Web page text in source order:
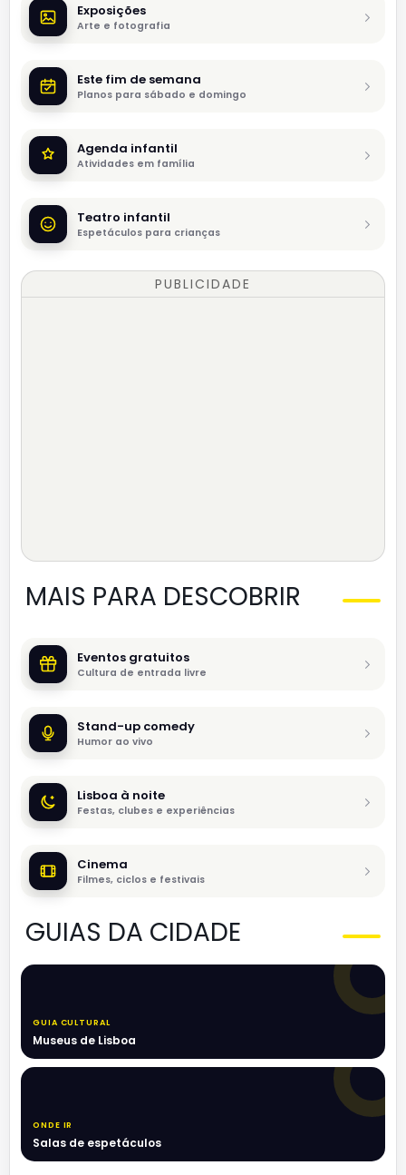
Exposições
Arte e fotografia
Este fim de semana
Planos para sábado e domingo
Agenda infantil
Atividades em família
Teatro infantil
Espetáculos para crianças
PUBLICIDADE
MAIS PARA DESCOBRIR
Eventos gratuitos
Cultura de entrada livre
Stand-up comedy
Humor ao vivo
Lisboa à noite
Festas, clubes e experiências
Cinema
Filmes, ciclos e festivais
GUIAS DA CIDADE
GUIA CULTURAL
Museus de Lisboa
ONDE IR
Salas de espetáculos